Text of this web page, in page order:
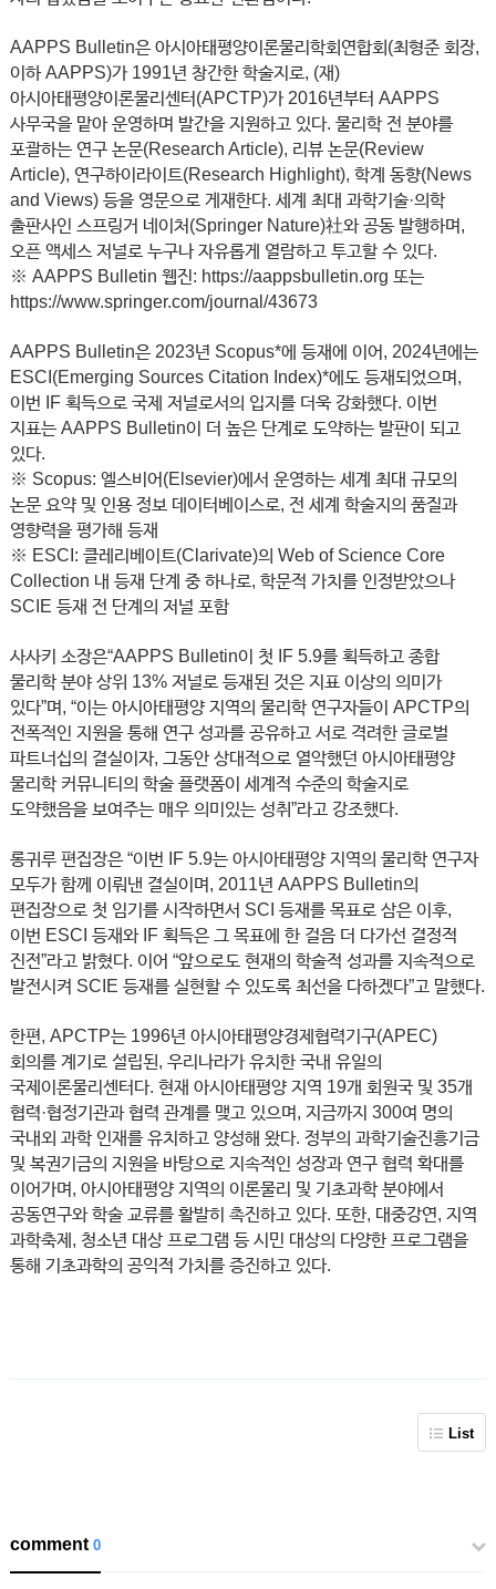
AAPPS Bulletin은 아시아태평양이론물리학회연합회(최형준 회장,
이하 AAPPS)가 1991년 창간한 학술지로, (재)
아시아태평양이론물리센터(APCTP)가 2016년부터 AAPPS
사무국을 맡아 운영하며 발간을 지원하고 있다. 물리학 전 분야를
포괄하는 연구 논문(Research Article), 리뷰 논문(Review
Article), 연구하이라이트(Research Highlight), 학계 동향(News
and Views) 등을 영문으로 게재한다. 세계 최대 과학기술·의학
출판사인 스프링거 네이처(Springer Nature)社와 공동 발행하며,
오픈 액세스 저널로 누구나 자유롭게 열람하고 투고할 수 있다.
※ AAPPS Bulletin 웹진: https://aappsbulletin.org 또는
https://www.springer.com/journal/43673
AAPPS Bulletin은 2023년 Scopus*에 등재에 이어, 2024년에는
ESCI(Emerging Sources Citation Index)*에도 등재되었으며,
이번 IF 획득으로 국제 저널로서의 입지를 더욱 강화했다. 이번
지표는 AAPPS Bulletin이 더 높은 단계로 도약하는 발판이 되고
있다.
※ Scopus: 엘스비어(Elsevier)에서 운영하는 세계 최대 규모의
논문 요약 및 인용 정보 데이터베이스로, 전 세계 학술지의 품질과
영향력을 평가해 등재
※ ESCI: 클레리베이트(Clarivate)의 Web of Science Core
Collection 내 등재 단계 중 하나로, 학문적 가치를 인정받았으나
SCIE 등재 전 단계의 저널 포함
사사키 소장은“AAPPS Bulletin이 첫 IF 5.9를 획득하고 종합
물리학 분야 상위 13% 저널로 등재된 것은 지표 이상의 의미가
있다”며, “이는 아시아태평양 지역의 물리학 연구자들이 APCTP의
전폭적인 지원을 통해 연구 성과를 공유하고 서로 격려한 글로벌
파트너십의 결실이자, 그동안 상대적으로 열악했던 아시아태평양
물리학 커뮤니티의 학술 플랫폼이 세계적 수준의 학술지로
도약했음을 보여주는 매우 의미있는 성취”라고 강조했다.
롱귀루 편집장은 “이번 IF 5.9는 아시아태평양 지역의 물리학 연구자
모두가 함께 이뤄낸 결실이며, 2011년 AAPPS Bulletin의
편집장으로 첫 임기를 시작하면서 SCI 등재를 목표로 삼은 이후,
이번 ESCI 등재와 IF 획득은 그 목표에 한 걸음 더 다가선 결정적
진전”라고 밝혔다. 이어 “앞으로도 현재의 학술적 성과를 지속적으로
발전시켜 SCIE 등재를 실현할 수 있도록 최선을 다하겠다”고 말했다.
한편, APCTP는 1996년 아시아태평양경제협력기구(APEC)
회의를 계기로 설립된, 우리나라가 유치한 국내 유일의
국제이론물리센터다. 현재 아시아태평양 지역 19개 회원국 및 35개
협력·협정기관과 협력 관계를 맺고 있으며, 지금까지 300여 명의
국내외 과학 인재를 유치하고 양성해 왔다. 정부의 과학기술진흥기금
및 복권기금의 지원을 바탕으로 지속적인 성장과 연구 협력 확대를
이어가며, 아시아태평양 지역의 이론물리 및 기초과학 분야에서
공동연구와 학술 교류를 활발히 촉진하고 있다. 또한, 대중강연, 지역
과학축제, 청소년 대상 프로그램 등 시민 대상의 다양한 프로그램을
통해 기초과학의 공익적 가치를 증진하고 있다.
List
comment0